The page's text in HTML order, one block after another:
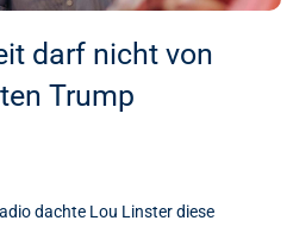
darf nicht von
Trump
dachte Lou Linster diese